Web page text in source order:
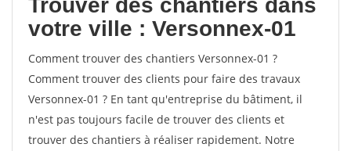
Trouver des chantiers dans
votre ville : Versonnex-01
Comment trouver des chantiers Versonnex-01 ?
Comment trouver des clients pour faire des travaux
Versonnex-01 ? En tant qu'entreprise du bâtiment, il
n'est pas toujours facile de trouver des clients et
trouver des chantiers à réaliser rapidement. Notre